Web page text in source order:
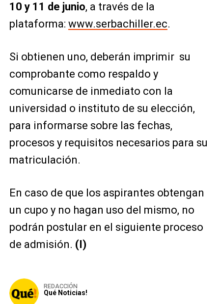
10 y 11 de junio, a través de la
plataforma: www.serbachiller.ec.
Si obtienen uno, deberán imprimir su
comprobante como respaldo y
comunicarse de inmediato con la
universidad o instituto de su elección,
para informarse sobre las fechas,
procesos y requisitos necesarios para su
matriculación.
En caso de que los aspirantes obtengan
un cupo y no hagan uso del mismo, no
podrán postular en el siguiente proceso
de admisión. (I)
REDACCIÓN
Qué Noticias!